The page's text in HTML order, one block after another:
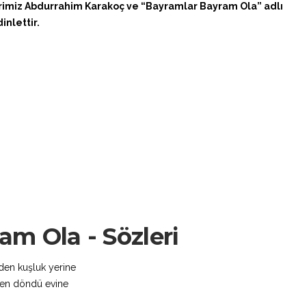
Abdurrahim Karakoç ve “Bayramlar Bayram Ola” adlı
Ola - Sözleri
kuşluk yerine
döndü evine